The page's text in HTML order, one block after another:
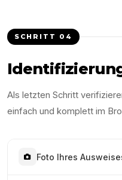
SCHRITT 04
Als letzten Schritt
einfach und komplett im
Foto Ihres